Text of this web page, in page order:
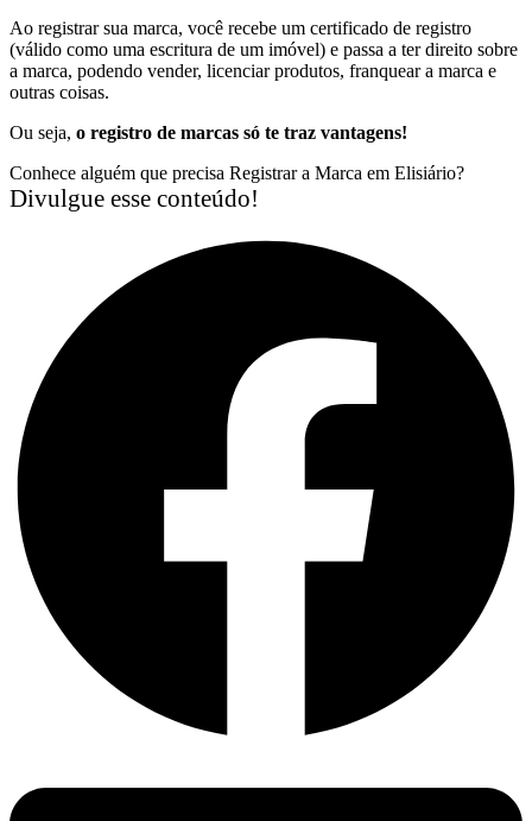
Ao registrar sua marca, você recebe um certificado de registro
(válido como uma escritura de um imóvel) e passa a ter direito sobre
a marca, podendo vender, licenciar produtos, franquear a marca e
outras coisas.
Ou seja, o registro de marcas só te traz vantagens!
Conhece alguém que precisa Registrar a Marca em Elisiário?
Divulgue esse conteúdo!